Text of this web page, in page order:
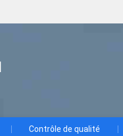
Contrôle de qualité